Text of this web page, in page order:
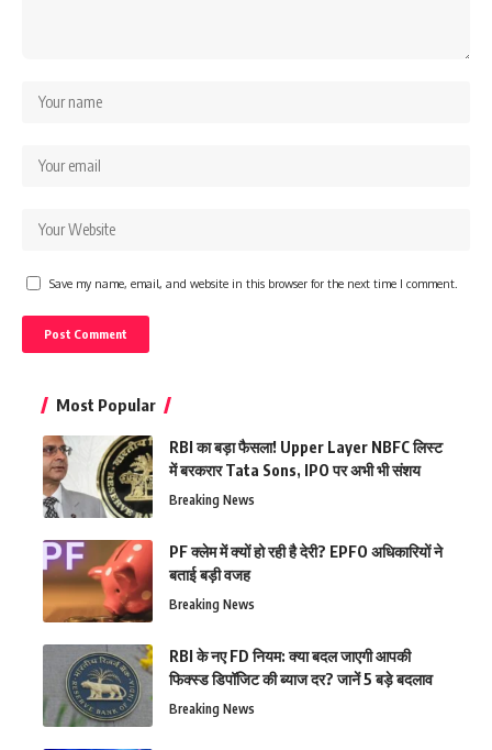
Save my name, email, and website in this browser for the next time I comment.
Most Popular
RBI का बड़ा फैसला! Upper Layer NBFC लिस्ट
में बरकरार Tata Sons, IPO पर अभी भी संशय
Breaking News
PF क्लेम में क्यों हो रही है देरी? EPFO अधिकारियों ने
बताई बड़ी वजह
Breaking News
RBI के नए FD नियम: क्या बदल जाएगी आपकी
फिक्स्ड डिपॉजिट की ब्याज दर? जानें 5 बड़े बदलाव
Breaking News